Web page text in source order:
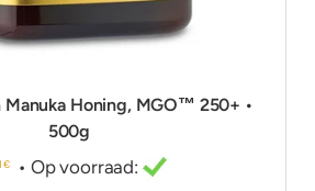
Manuka Honing, MGO™ 250+ •
500g
€ • Op voorraad: